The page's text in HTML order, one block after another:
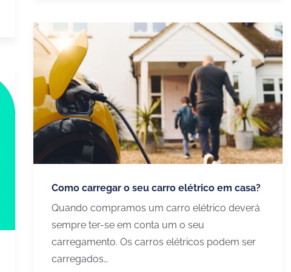
Como carregar o seu carro elétrico em casa?
Quando compramos um carro elétrico deverá
sempre ter-se em conta um o seu
carregamento. Os carros elétricos podem ser
carregados…